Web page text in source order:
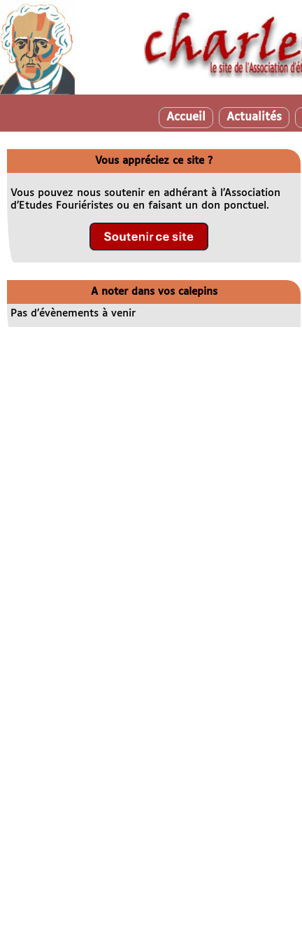
Accueil Actualités
Vous appréciez ce site ?
Vous pouvez nous soutenir en adhérant à l’Association
d’Etudes Fouriéristes ou en faisant un don ponctuel.
A noter dans vos calepins
Pas d’évènements à venir